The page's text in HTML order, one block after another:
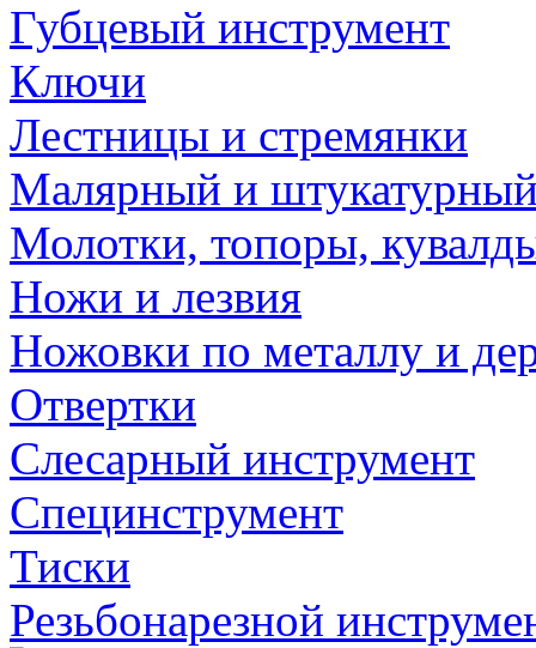
Губцевый инструмент
Ключи
Лестницы и стремянки
Малярный и
Молотки, топоры,
Ножи и лезвия
Ножовки по металлу и
Отвертки
Слесарный инструмент
Специнструмент
Тиски
Резьбонарезной